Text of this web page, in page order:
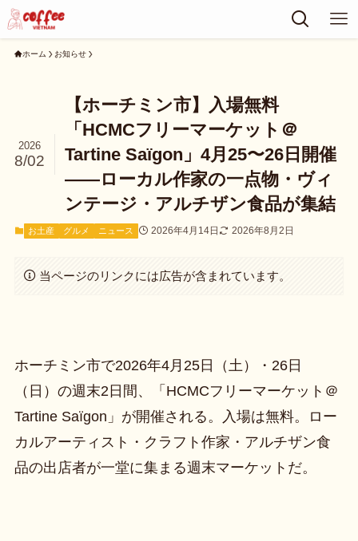
ホーム お知らせ
【ホーチミン市】入場無料
「HCMCフリーマーケット＠
Tartine Saïgon」4月25〜26日開催
——ローカル作家の一点物・ヴィ
ンテージ・アルチザン食品が集結
2026
8/02
お土産 グルメ ニュース 2026年4月14日 2026年8月2日
当ページのリンクには広告が含まれています。
ホーチミン市で2026年4月25日（土）・26日
（日）の週末2日間、「HCMCフリーマーケット＠
Tartine Saïgon」が開催される。入場は無料。ロー
カルアーティスト・クラフト作家・アルチザン食
品の出店者が一堂に集まる週末マーケットだ。